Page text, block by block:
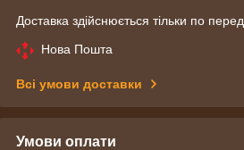
Доставка здійснюється тільки по
Нова Пошта
Всі умови доставки
Умови оплати